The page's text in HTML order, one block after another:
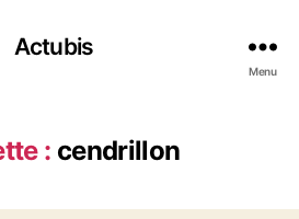
Actubis
Menu
: cendrillon